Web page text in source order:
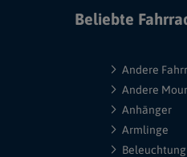
Beliebte
Andere
Andere
Anhänger
Armlinge
Beleuchtung